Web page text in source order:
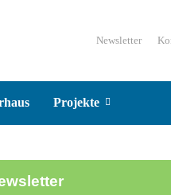
Newsletter
Projekte